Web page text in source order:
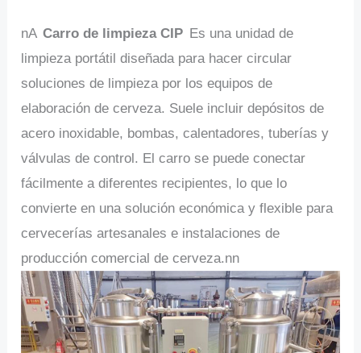
nA Carro de limpieza CIP Es una unidad de
limpieza portátil diseñada para hacer circular
soluciones de limpieza por los equipos de
elaboración de cerveza. Suele incluir depósitos de
acero inoxidable, bombas, calentadores, tuberías y
válvulas de control. El carro se puede conectar
fácilmente a diferentes recipientes, lo que lo
convierte en una solución económica y flexible para
cervecerías artesanales e instalaciones de
producción comercial de cerveza.nn